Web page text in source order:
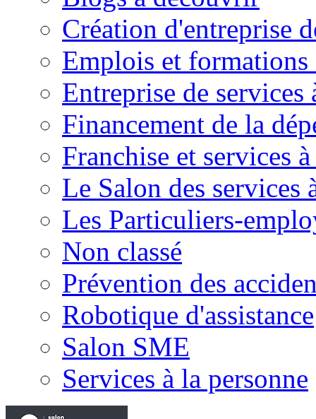
Création d'entreprise
Emplois et formations
Entreprise de services
Financement de la
Franchise et services
Le Salon des services
Les Particuliers-
Non classé
Prévention des
Robotique d'assistance
Salon SME
Services à la personne